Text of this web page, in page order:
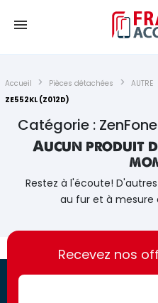
Accueil Pièces détachées AUTRE
ZE552KL (Z012D)
Catégorie :
Aucun produit
Restez à l'écoute!
au fur et à mesure
https://france-
access.fr
https://france-
access.fr
Recevez nos